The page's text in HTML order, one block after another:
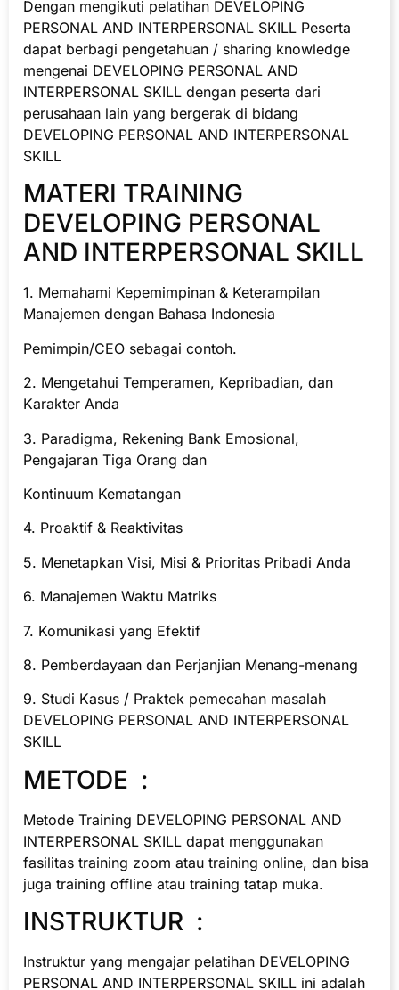
Dengan mengikuti pelatihan DEVELOPING
PERSONAL AND INTERPERSONAL SKILL Peserta
dapat berbagi pengetahuan / sharing knowledge
mengenai DEVELOPING PERSONAL AND
INTERPERSONAL SKILL dengan peserta dari
perusahaan lain yang bergerak di bidang
DEVELOPING PERSONAL AND INTERPERSONAL
SKILL
MATERI TRAINING
DEVELOPING PERSONAL
AND INTERPERSONAL SKILL
1. Memahami Kepemimpinan & Keterampilan
Manajemen dengan Bahasa Indonesia
Pemimpin/CEO sebagai contoh.
2. Mengetahui Temperamen, Kepribadian, dan
Karakter Anda
3. Paradigma, Rekening Bank Emosional,
Pengajaran Tiga Orang dan
Kontinuum Kematangan
4. Proaktif & Reaktivitas
5. Menetapkan Visi, Misi & Prioritas Pribadi Anda
6. Manajemen Waktu Matriks
7. Komunikasi yang Efektif
8. Pemberdayaan dan Perjanjian Menang-menang
9. Studi Kasus / Praktek pemecahan masalah
DEVELOPING PERSONAL AND INTERPERSONAL
SKILL
METODE :
Metode Training DEVELOPING PERSONAL AND
INTERPERSONAL SKILL dapat menggunakan
fasilitas training zoom atau training online, dan bisa
juga training offline atau training tatap muka.
INSTRUKTUR :
Instruktur yang mengajar pelatihan DEVELOPING
PERSONAL AND INTERPERSONAL SKILL ini adalah